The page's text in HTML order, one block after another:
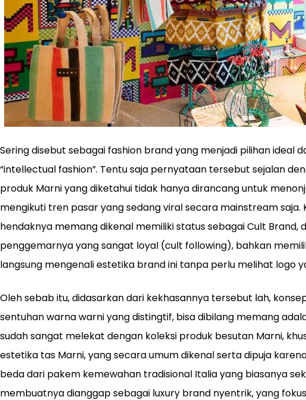
Sering disebut sebagai fashion brand yang menjadi pilihan ideal
“intellectual fashion”. Tentu saja pernyataan tersebut sejalan
produk Marni yang diketahui tidak hanya dirancang untuk
mengikuti tren pasar yang sedang viral secara mainstream saja.
hendaknya memang dikenal memiliki status sebagai Cult Brand,
penggemarnya yang sangat loyal (cult following), bahkan
langsung mengenali estetika brand ini tanpa perlu melihat logo
Oleh sebab itu, didasarkan dari kekhasannya tersebut lah,
sentuhan warna warni yang distingtif, bisa dibilang memang
sudah sangat melekat dengan koleksi produk besutan Marni,
estetika tas Marni, yang secara umum dikenal serta dipuja
beda dari pakem kemewahan tradisional Italia yang biasanya
membuatnya dianggap sebagai luxury brand nyentrik, yang